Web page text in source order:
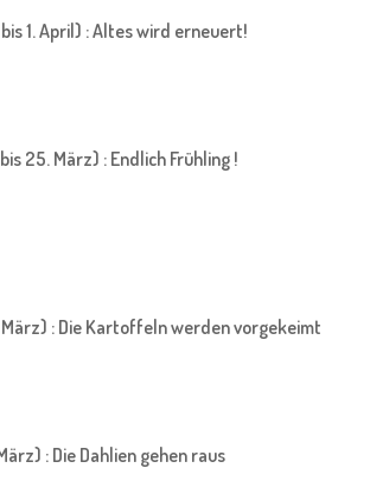
1. April) : Altes wird erneuert!
25. März) : Endlich Frühling !
März) : Die Kartoffeln werden vorgekeimt
: Die Dahlien gehen raus